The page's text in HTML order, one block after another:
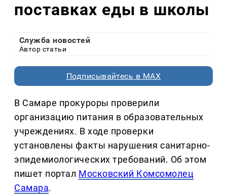
поставках еды в школы
Служба новостей
Автор статьи
Подписывайтесь в MAX
В Самаре прокуроры проверили
организацию питания в образовательных
учреждениях. В ходе проверки
установлены факты нарушения санитарно-
эпидемиологических требований. Об этом
пишет портал Московский Комсомолец
Самара.